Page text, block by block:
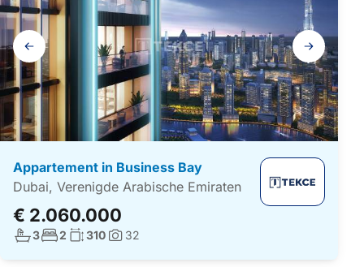
Galerij
navigatie
Appartement in Business Bay
Dubai, Verenigde Arabische Emiraten
€ 2.060.000
Aantal badkamers:
3Aantal slaapkamers:
2 Woonoppervlakte:
310Foto's:
32